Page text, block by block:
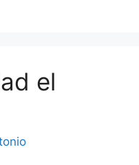
el